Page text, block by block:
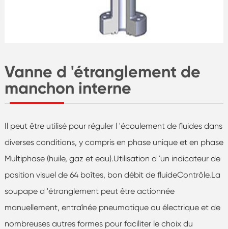
Vanne d 'étranglement de
manchon interne
Il peut être utilisé pour réguler l 'écoulement de fluides dans
diverses conditions, y compris en phase unique et en phase
Multiphase (huile, gaz et eau).Utilisation d 'un indicateur de
position visuel de 64 boîtes, bon débit de fluideContrôle.La
soupape d 'étranglement peut être actionnée
manuellement, entraînée pneumatique ou électrique et de
nombreuses autres formes pour faciliter le choix du